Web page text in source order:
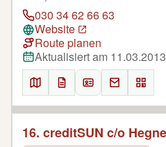
030 34 62 66 63
Website
Route planen
Aktualisiert am 11.03.2013
16. creditSUN c/o